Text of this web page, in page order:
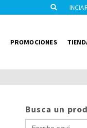
PROMOCIONES
Busca un
Buscar: